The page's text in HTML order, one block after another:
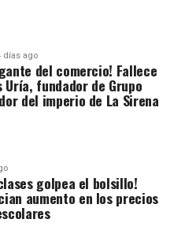
días ago
del comercio! Fallece
Uría, fundador de Grupo
del imperio de La Sirena
golpea el bolsillo!
aumento en los precios